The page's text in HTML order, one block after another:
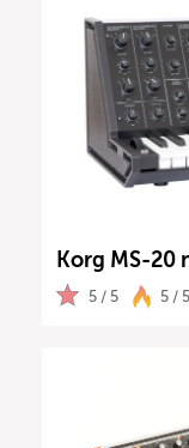
Korg MS-20
5 / 5 5 / 5